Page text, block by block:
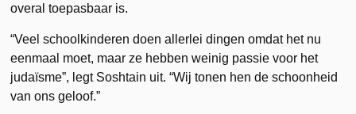
overal toepasbaar is.
“Veel schoolkinderen doen allerlei dingen omdat het nu
eenmaal moet, maar ze hebben weinig passie voor het
judaïsme”, legt Soshtain uit. “Wij tonen hen de schoonheid
van ons geloof.”